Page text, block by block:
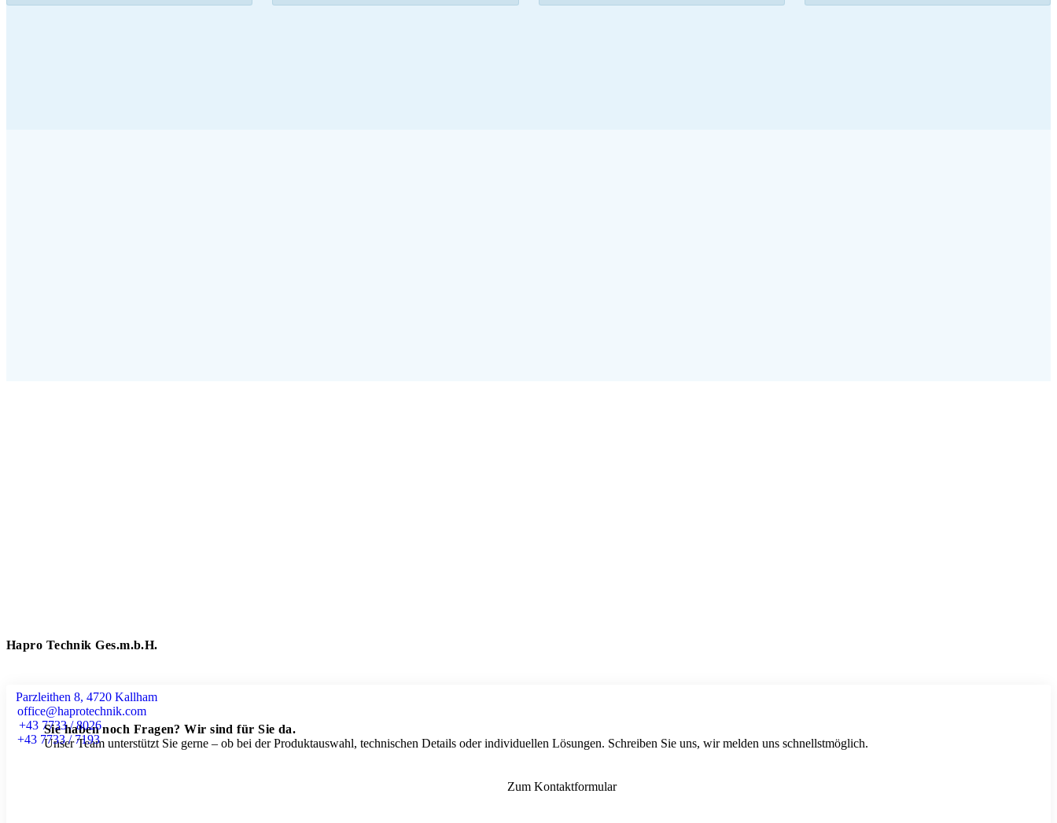
Hapro Technik Ges.m.b.H.
Parzleithen 8, 4720 Kallham
office@haprotechnik.com
+43 7733 / 8026
+43 7733 / 7193
Sie haben noch Fragen? Wir sind für Sie da.
Unser Team unterstützt Sie gerne – ob bei der Produktauswahl, technischen Details oder individuellen Lösungen. Schreiben Sie uns, wir melden uns schnellstmöglich.
Zum Kontaktformular